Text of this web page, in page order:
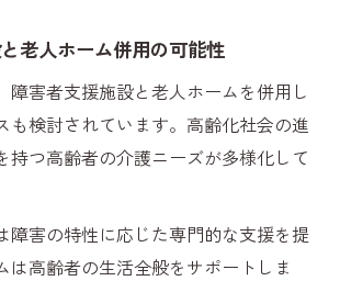
老人ホーム併用の可能性
障害者支援施設と老人ホームを併用し
も検討されています。高齢化社会の進
持つ高齢者の介護ニーズが多様化して
障害の特性に応じた専門的な支援を提
は高齢者の生活全般をサポートしま